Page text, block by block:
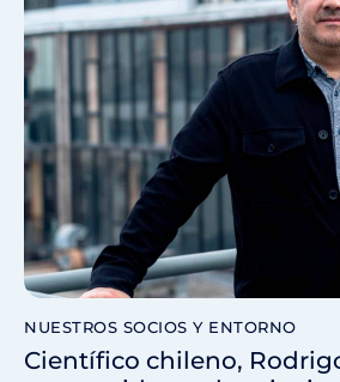
NUESTROS SOCIOS Y ENTORNO
Científico chileno,